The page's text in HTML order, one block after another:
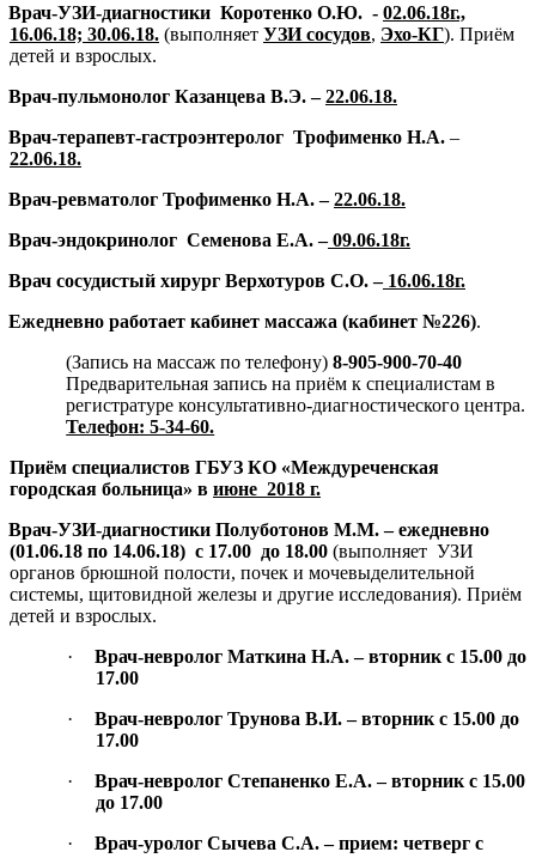
Врач-УЗИ-диагностики Коротенко О.Ю. - 02.06.18г.,
16.06.18; 30.06.18. (выполняет УЗИ сосудов, Эхо-КГ). Приём
детей и взрослых.
Врач-пульмонолог Казанцева В.Э. –22.06.18.
Врач-терапевт-гастроэнтеролог Трофименко Н.А. –
22.06.18.
Врач-ревматолог Трофименко Н.А. –22.06.18.
Врач-эндокринолог Семенова Е.А. –09.06.18г.
Врач сосудистый хирург Верхотуров С.О. –16.06.18г.
Ежедневно работает кабинет массажа (кабинет №226).
(Запись на массаж по телефону)8-905-900-70-40
Предварительная запись на приём к специалистам в
регистратуре консультативно-диагностического центра.
Телефон: 5-34-60.
Приём специалистов ГБУЗ КО «Междуреченская
городская больница» в июне 2018 г.
Врач-УЗИ-диагностики Полуботонов М.М. – ежедневно
(01.06.18 по 14.06.18) с 17.00 до 18.00 (выполняет УЗИ
органов брюшной полости, почек и мочевыделительной
системы, щитовидной железы и другие исследования). Приём
детей и взрослых.
·
Врач-невролог Маткина Н.А. – вторник с 15.00 до
17.00
·
Врач-невролог Трунова В.И. – вторник с 15.00 до
17.00
·
Врач-невролог Степаненко Е.А. – вторник с 15.00
до 17.00
·
Врач-уролог Сычева С.А. – прием: четверг с